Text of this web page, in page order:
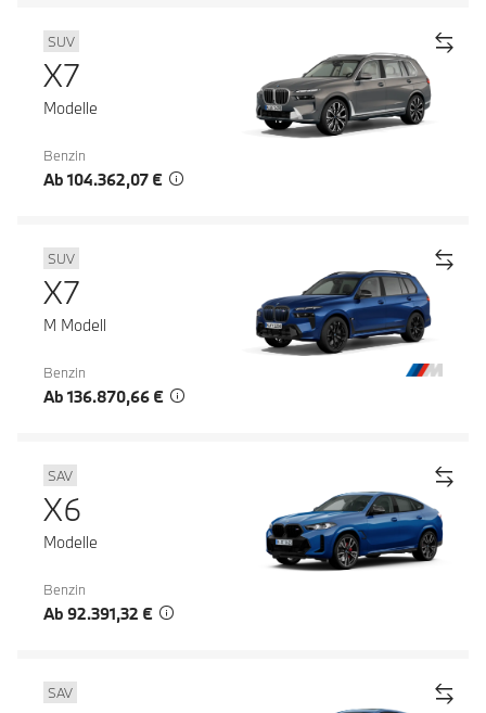
SUV
X7
Modelle
Benzin
Ab 104.362,07 €
SUV
X7
M Modell
Benzin
Ab 136.870,66 €
SAV
X6
Modelle
Benzin
Ab 92.391,32 €
SAV